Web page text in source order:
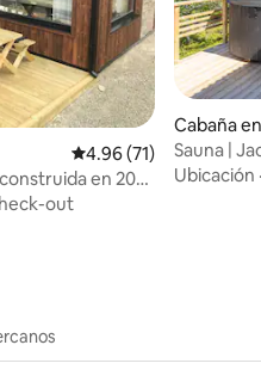
reseñas
Calificación promedio:
4.96 (71)
en 2022
out
Cabaña
Sauna |
vehículos
Ubicación ·